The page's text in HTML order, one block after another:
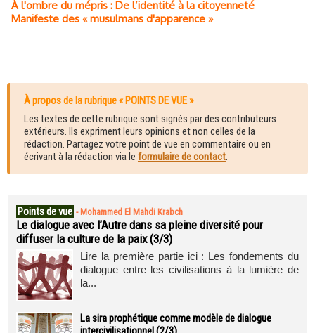
À l'ombre du mépris : De l’identité à la citoyenneté
Manifeste des « musulmans d'apparence »
À propos de la rubrique « POINTS DE VUE »
Les textes de cette rubrique sont signés par des contributeurs
extérieurs. Ils expriment leurs opinions et non celles de la
rédaction. Partagez votre point de vue en commentaire ou en
écrivant à la rédaction via le formulaire de contact.
Points de vue - Mohammed El Mahdi Krabch
Le dialogue avec l’Autre dans sa pleine diversité pour
diffuser la culture de la paix (3/3)
Lire la première partie ici : Les fondements du
dialogue entre les civilisations à la lumière de
la...
La sira prophétique comme modèle de dialogue